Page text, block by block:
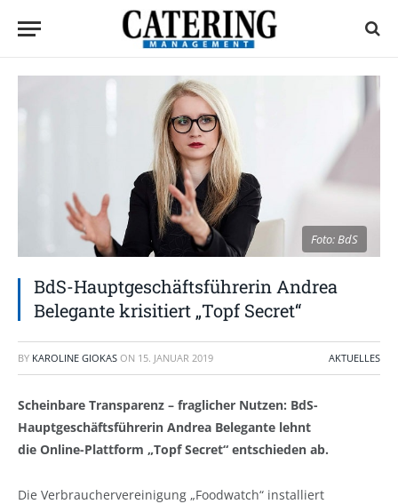
Foto: BdS
BdS-Hauptgeschäftsführerin Andrea
Belegante krisitiert „Topf Secret“
BY KAROLINE GIOKAS ON 15. JANUAR 2019 AKTUELLES
Scheinbare Transparenz – fraglicher Nutzen: BdS-
Hauptgeschäftsführerin Andrea Belegante lehnt
die Online-Plattform „Topf Secret“ entschieden ab.
Die Verbrauchervereinigung „Foodwatch“ installiert